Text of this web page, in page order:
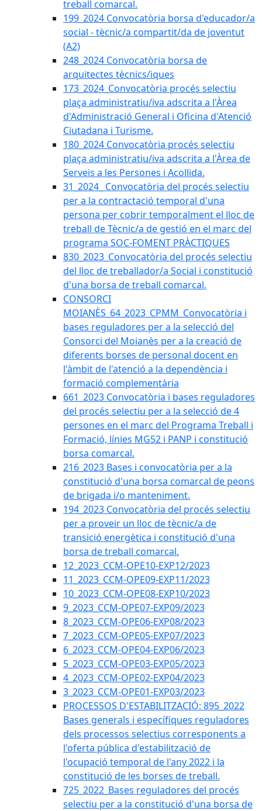
treball comarcal.
199_2024 Convocatòria borsa d'educador/a
social - tècnic/a compartit/da de joventut
(A2)
248_2024 Convocatòria borsa de
arquitectes tècnics/iques
173_2024_Convocatòria procés selectiu
plaça administratiu/iva adscrita a l'Àrea
d'Administració General i Oficina d'Atenció
Ciutadana i Turisme.
180_2024 Convocatòria procés selectiu
plaça administratiu/iva adscrita a l'Àrea de
Serveis a les Persones i Acollida.
31_2024_ Convocatòria del procés selectiu
per a la contractació temporal d'una
persona per cobrir temporalment el lloc de
treball de Tècnic/a de gestió en el marc del
programa SOC-FOMENT PRÀCTIQUES
830_2023_Convocatòria del procés selectiu
del lloc de treballador/a Social i constitució
d'una borsa de treball comarcal.
CONSORCI
MOIANÈS_64_2023_CPMM_Convocatòria i
bases reguladores per a la selecció del
Consorci del Moianès per a la creació de
diferents borses de personal docent en
l'àmbit de l'atenció a la dependència i
formació complementària
661_2023 Convocatòria i bases reguladores
del procés selectiu per a la selecció de 4
persones en el marc del Programa Treball i
Formació, línies MG52 i PANP i constitució
borsa comarcal.
216_2023 Bases i convocatòria per a la
constitució d'una borsa comarcal de peons
de brigada i/o manteniment.
194_2023 Convocatòria del procés selectiu
per a proveir un lloc de tècnic/a de
transició energètica i constitució d'una
borsa de treball comarcal.
12_2023_CCM-OPE10-EXP12/2023
11_2023_CCM-OPE09-EXP11/2023
10_2023_CCM-OPE08-EXP10/2023
9_2023_CCM-OPE07-EXP09/2023
8_2023_CCM-OPE06-EXP08/2023
7_2023_CCM-OPE05-EXP07/2023
6_2023_CCM-OPE04-EXP06/2023
5_2023_CCM-OPE03-EXP05/2023
4_2023_CCM-OPE02-EXP04/2023
3_2023_CCM-OPE01-EXP03/2023
PROCESSOS D'ESTABILITZACIÓ: 895_2022
Bases generals i específiques reguladores
dels processos selectius corresponents a
l'oferta pública d'estabilització de
l'ocupació temporal de l'any 2022 i la
constitució de les borses de treball.
725_2022_Bases reguladores del procés
selectiu per a la constitució d'una borsa de